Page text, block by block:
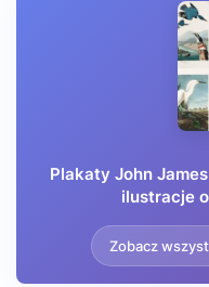
Plakaty John
ilustracje
Zobacz